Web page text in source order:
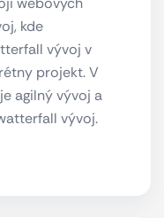
kde
vývoj v
projekt. V
agilný vývoj a
vývoj.